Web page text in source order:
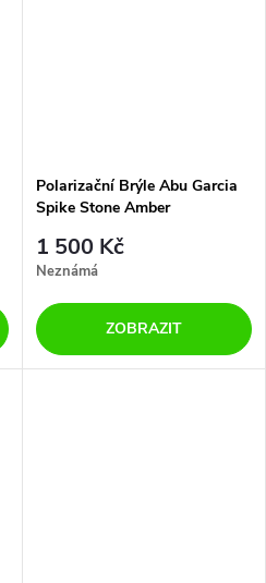
Polarizační Brýle Abu Garcia
Spike Stone Amber
1 500 Kč
Neznámá
ZOBRAZIT